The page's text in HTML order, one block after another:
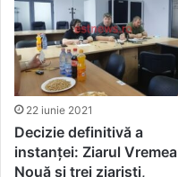
22 iunie 2021
Decizie definitivă a
instanței: Ziarul Vremea
Nouă și trei ziariști,